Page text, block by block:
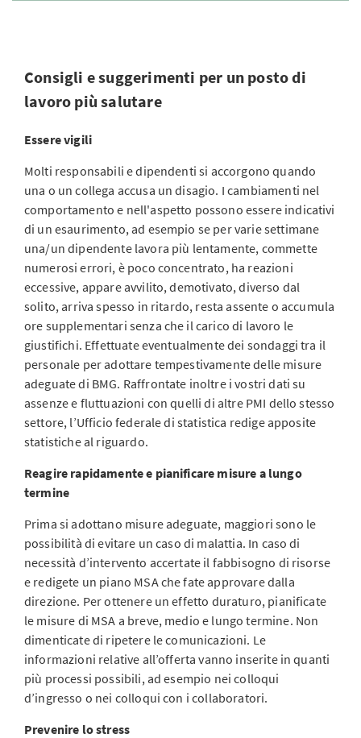
Consigli e suggerimenti per un posto di
lavoro più salutare
Essere vigili
Molti responsabili e dipendenti si accorgono quando
una o un collega accusa un disagio. I cambiamenti nel
comportamento e nell'aspetto possono essere indicativi
di un esaurimento, ad esempio se per varie settimane
una/un dipendente lavora più lentamente, commette
numerosi errori, è poco concentrato, ha reazioni
eccessive, appare avvilito, demotivato, diverso dal
solito, arriva spesso in ritardo, resta assente o accumula
ore supplementari senza che il carico di lavoro le
giustifichi. Effettuate eventualmente dei sondaggi tra il
personale per adottare tempestivamente delle misure
adeguate di BMG. Raffrontate inoltre i vostri dati su
assenze e fluttuazioni con quelli di altre PMI dello stesso
settore, l’Ufficio federale di statistica redige apposite
statistiche al riguardo.
Reagire rapidamente e pianificare misure a lungo
termine
Prima si adottano misure adeguate, maggiori sono le
possibilità di evitare un caso di malattia. In caso di
necessità d’intervento accertate il fabbisogno di risorse
e redigete un piano MSA che fate approvare dalla
direzione. Per ottenere un effetto duraturo, pianificate
le misure di MSA a breve, medio e lungo termine. Non
dimenticate di ripetere le comunicazioni. Le
informazioni relative all’offerta vanno inserite in quanti
più processi possibili, ad esempio nei colloqui
d’ingresso o nei colloqui con i collaboratori.
Prevenire lo stress